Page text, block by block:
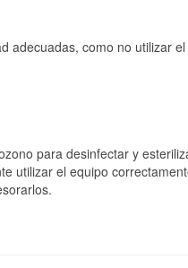
como no utilizar
para desinfectar y
utilizar el equipo